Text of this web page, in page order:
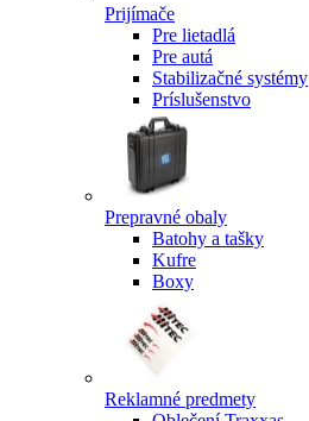
Prijímače
Pre lietadlá
Pre autá
Stabilizačné systémy
Príslušenstvo
Prepravné obaly
Batohy a tašky
Kufre
Boxy
Reklamné predmety